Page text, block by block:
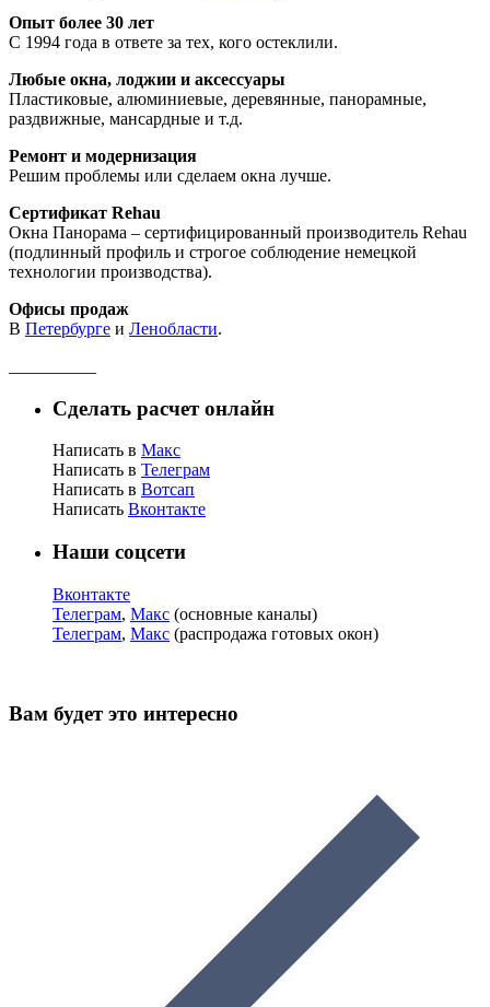
Опыт более 30 лет
С 1994 года в ответе за тех, кого остеклили.
Любые окна, лоджии и аксессуары
Пластиковые, алюминиевые, деревянные, панорамные,
раздвижные, мансардные и т.д.
Ремонт и модернизация
Решим проблемы или сделаем окна лучше.
Сертификат Rehau
Окна Панорама – сертифицированный производитель Rehau
(подлинный профиль и строгое соблюдение немецкой
технологии производства).
Офисы продаж
В Петербурге и Ленобласти.
Сделать расчет онлайн
Написать в Макс
Написать в Телеграм
Написать в Вотсап
Написать Вконтакте
Наши соцсети
Вконтакте
Телеграм, Макс (основные каналы)
Телеграм, Макс (распродажа готовых окон)
Вам будет это интересно